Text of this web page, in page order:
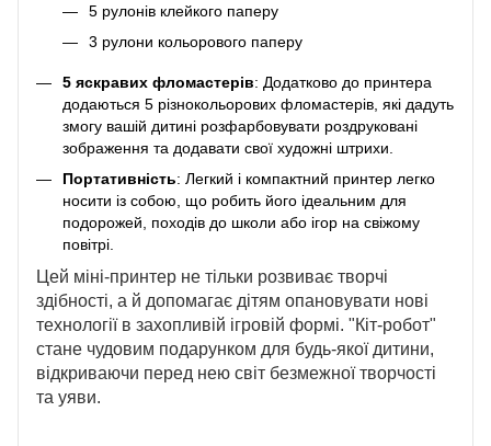
5 рулонів клейкого паперу
3 рулони кольорового паперу
5 яскравих фломастерів: Додатково до принтера
додаються 5 різнокольорових фломастерів, які дадуть
змогу вашій дитині розфарбовувати роздруковані
зображення та додавати свої художні штрихи.
Портативність: Легкий і компактний принтер легко
носити із собою, що робить його ідеальним для
подорожей, походів до школи або ігор на свіжому
повітрі.
Цей міні-принтер не тільки розвиває творчі
здібності, а й допомагає дітям опановувати нові
технології в захопливій ігровій формі. "Кіт-робот"
стане чудовим подарунком для будь-якої дитини,
відкриваючи перед нею світ безмежної творчості
та уяви.